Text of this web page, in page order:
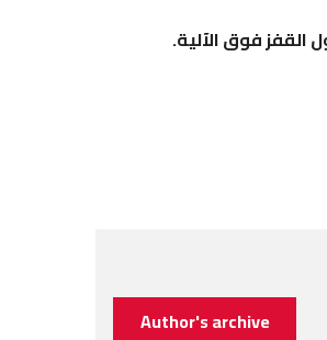
القفز فوق الآلية.
Author's archive